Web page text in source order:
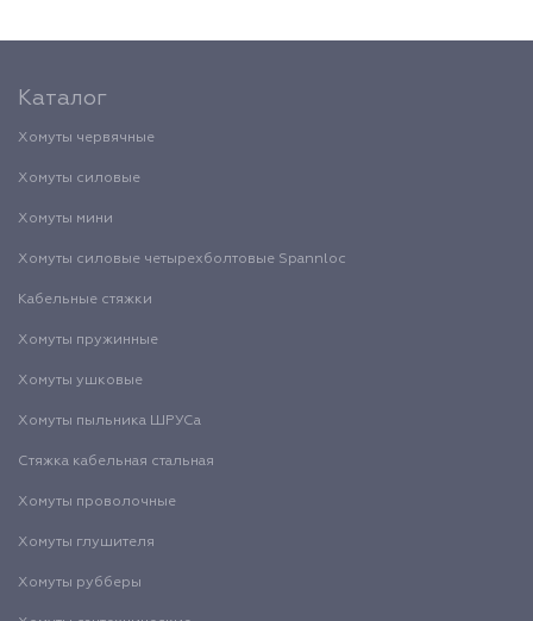
Каталог
Хомуты червячные
Хомуты силовые
Хомуты мини
Хомуты силовые четырехболтовые Spannloc
Кабельные стяжки
Хомуты пружинные
Хомуты ушковые
Хомуты пыльника ШРУСа
Стяжка кабельная стальная
Хомуты проволочные
Хомуты глушителя
Хомуты рубберы